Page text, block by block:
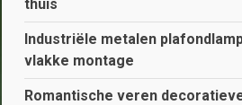
thuis
Industriële metalen
vlakke montage
Romantische veren